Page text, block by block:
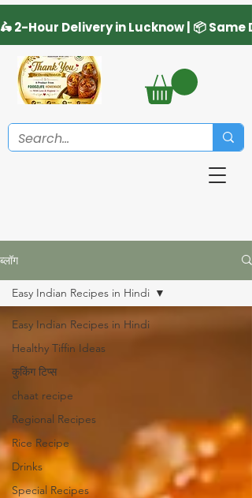
ब्लॉग
Easy Indian Recipes in Hindi
Healthy Tiffin Ideas
कुकिंग टिप्स
chaat recipe
Regional Recipes
Rice Recipe
Drinks
Special Recipes
Easy Indian Recipes in Hindi